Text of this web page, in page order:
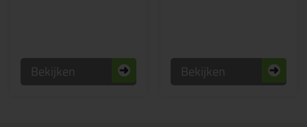
Bekijken Bekijken